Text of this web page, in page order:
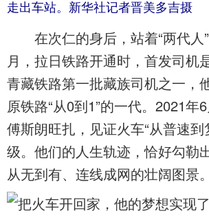
走出车站。新华社记者晋美多吉摄
在次仁的身后，站着“两代人
月，拉日铁路开通时，首发司
青藏铁路第一批藏族司机之一，
原铁路“从0到1”的一代。2021年
傅斯朗旺扎，见证火车“从普速到
级。他们的人生轨迹，恰好勾勒
从无到有、连线成网的壮阔图景。